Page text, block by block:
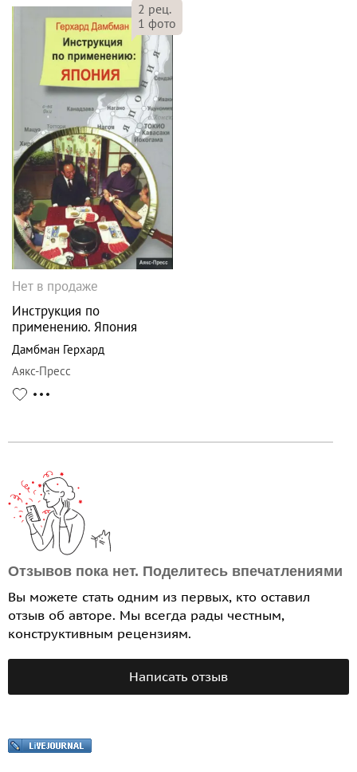
2 рец.
1 фото
Нет в продаже
Инструкция по
применению. Япония
Дамбман Герхард
Аякс-Пресс
Отзывов пока нет. Поделитесь впечатлениями
Вы можете стать одним из первых, кто оставил
отзыв об авторе. Мы всегда рады честным,
конструктивным рецензиям.
Написать отзыв